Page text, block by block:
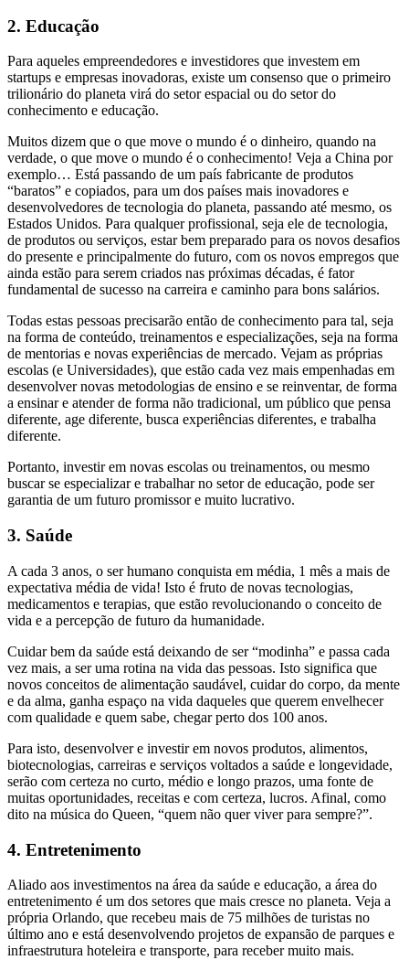
2. Educação
Para aqueles empreendedores e investidores que investem em
startups e empresas inovadoras, existe um consenso que o primeiro
trilionário do planeta virá do setor espacial ou do setor do
conhecimento e educação.
Muitos dizem que o que move o mundo é o dinheiro, quando na
verdade, o que move o mundo é o conhecimento! Veja a China por
exemplo… Está passando de um país fabricante de produtos
“baratos” e copiados, para um dos países mais inovadores e
desenvolvedores de tecnologia do planeta, passando até mesmo, os
Estados Unidos. Para qualquer profissional, seja ele de tecnologia,
de produtos ou serviços, estar bem preparado para os novos desafios
do presente e principalmente do futuro, com os novos empregos que
ainda estão para serem criados nas próximas décadas, é fator
fundamental de sucesso na carreira e caminho para bons salários.
Todas estas pessoas precisarão então de conhecimento para tal, seja
na forma de conteúdo, treinamentos e especializações, seja na forma
de mentorias e novas experiências de mercado. Vejam as próprias
escolas (e Universidades), que estão cada vez mais empenhadas em
desenvolver novas metodologias de ensino e se reinventar, de forma
a ensinar e atender de forma não tradicional, um público que pensa
diferente, age diferente, busca experiências diferentes, e trabalha
diferente.
Portanto, investir em novas escolas ou treinamentos, ou mesmo
buscar se especializar e trabalhar no setor de educação, pode ser
garantia de um futuro promissor e muito lucrativo.
3. Saúde
A cada 3 anos, o ser humano conquista em média, 1 mês a mais de
expectativa média de vida! Isto é fruto de novas tecnologias,
medicamentos e terapias, que estão revolucionando o conceito de
vida e a percepção de futuro da humanidade.
Cuidar bem da saúde está deixando de ser “modinha” e passa cada
vez mais, a ser uma rotina na vida das pessoas. Isto significa que
novos conceitos de alimentação saudável, cuidar do corpo, da mente
e da alma, ganha espaço na vida daqueles que querem envelhecer
com qualidade e quem sabe, chegar perto dos 100 anos.
Para isto, desenvolver e investir em novos produtos, alimentos,
biotecnologias, carreiras e serviços voltados a saúde e longevidade,
serão com certeza no curto, médio e longo prazos, uma fonte de
muitas oportunidades, receitas e com certeza, lucros. Afinal, como
dito na música do Queen, “quem não quer viver para sempre?”.
4. Entretenimento
Aliado aos investimentos na área da saúde e educação, a área do
entretenimento é um dos setores que mais cresce no planeta. Veja a
própria Orlando, que recebeu mais de 75 milhões de turistas no
último ano e está desenvolvendo projetos de expansão de parques e
infraestrutura hoteleira e transporte, para receber muito mais.